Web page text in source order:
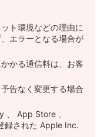
ト環境などの理由に
エラーとなる場合が
かる通信料は、お客
告なく変更する場合
、 App Store 、
録された Apple Inc.